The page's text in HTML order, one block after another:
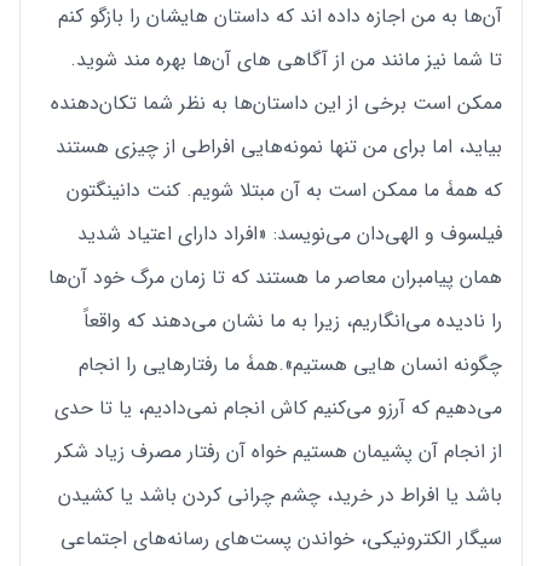
آن‌ها به من اجازه داده اند که داستان هایشان را بازگو کنم
تا شما نیز مانند من از آگاهی های آن‌ها بهره مند شوید.
ممکن است برخی از این داستان‌ها به ‌نظر شما تکان‌دهنده
بیاید، اما برای من تنها نمونه‌هایی افراطی از چیزی هستند
که همۀ ما ممکن است به آن مبتلا شویم. کنت دانینگتون
فیلسوف و الهی‌دان می‌نویسد: «افراد دارای اعتیاد شدید
همان پیامبران معاصر ما هستند که تا زمان مرگ خود آن‌ها
را نادیده می‌انگاریم، زیرا به ما نشان می‌دهند که واقعاً
چگونه انسان هایی هستیم».همۀ ما رفتارهایی را انجام
می‌دهیم که آرزو می‌کنیم کاش انجام نمی‌دادیم، یا تا حدی
از انجام آن پشیمان هستیم خواه آن رفتار مصرف زیاد شکر
باشد یا افراط در خرید، چشم چرانی کردن باشد یا کشیدن
سیگار الکترونیکی، خواندن پست‌های رسانه‌های اجتماعی